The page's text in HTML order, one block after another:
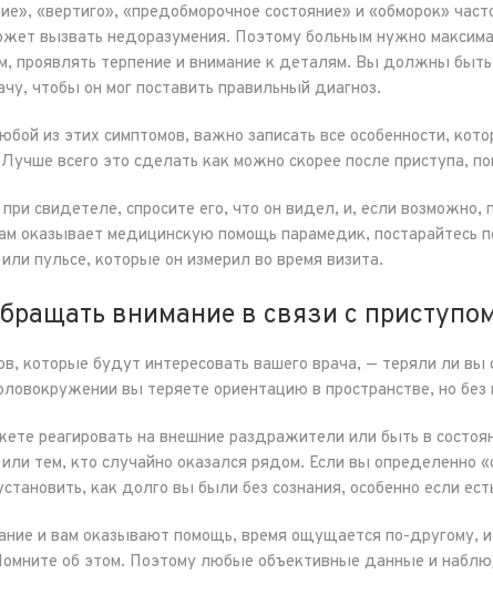
«вертиго», «предобморочное состояние» и «обморок»
вызвать недоразумения. Поэтому больным нужно
проявлять терпение и внимание к деталям. Вы должны
чтобы он мог поставить правильный диагноз.
из этих симптомов, важно записать все особенности,
всего это сделать как можно скорее после приступа,
свидетеле, спросите его, что он видел, и, если возможно,
оказывает медицинскую помощь парамедик, постарайтесь
пульсе, которые он измерил во время визита.
внимание в связи с
которые будут интересовать вашего врача, — теряли ли вы
вы теряете ориентацию в пространстве, но без
реагировать на внешние раздражители или быть в
тем, кто случайно оказался рядом. Если вы определенно
как долго вы были без сознания, особенно если
и вам оказывают помощь, время ощущается по-другому,
об этом. Поэтому любые объективные данные и